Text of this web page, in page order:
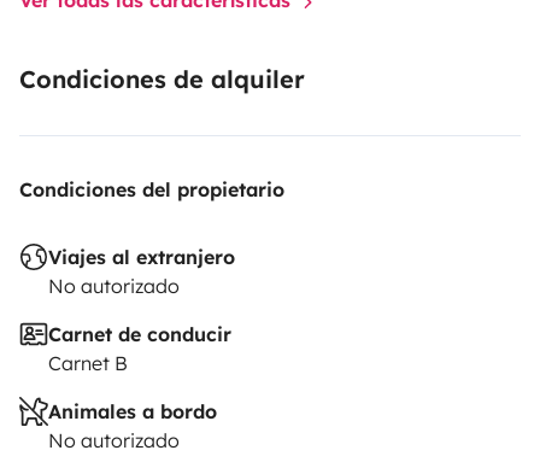
d’intérêts.
Plusieurs options a votre disposition :
- Location Bodyboard pour profiter de l’océan et de la
Condiciones de alquiler
Condiciones del propietario
Viajes al extranjero
No autorizado
Carnet de conducir
Carnet B
Animales a bordo
No autorizado